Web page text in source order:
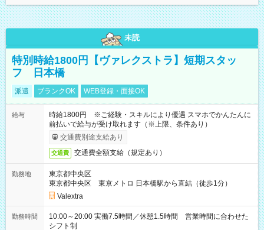
未読
特別時給1800円【ヴァレクストラ】短期スタッ
フ 日本橋
派遣 ブランクOK WEB登録・面接OK
給与
時給1800円 ※ご経験・スキルにより優遇 スマホでかんたんに
前払いで給与が受け取れます（※上限、条件あり）
交通費別途支給あり
交通費 交通費全額支給（規定あり）
勤務地
東京都中央区
東京都中央区 東京メトロ 日本橋駅から直結（徒歩1分）
Valextra
勤務時間
10:00～20:00 実働7.5時間／休憩1.5時間 営業時間に合わせた
シフト制